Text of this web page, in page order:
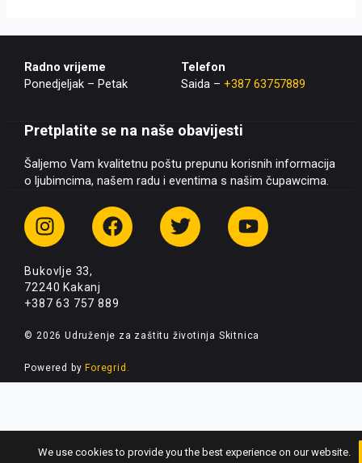
Radno vrijeme
Ponedjeljak – Petak
Telefon
Saida – +387 63757889
Pretplatite se na naše obavijesti
Šaljemo Vam kvalitetnu poštu prepunu korisnih informacija
o ljubimcima, našem radu i eventima s našim čupawcima.
I
n
t
a
r
m
F
a
b
o
T
w
r
Y
o
e
Bukovlje 33,
72240 Kakanj
+387 63 757 889
© 2026 Udruženje za zaštitu životinja Skitnica
Powered byForegrid.
We use cookies to provide you the best experience on our website.